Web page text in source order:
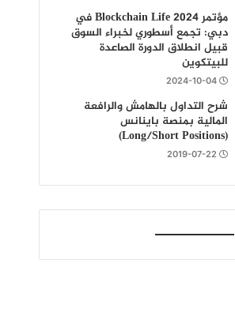
مؤتمر Blockchain Life 2024 في
دبي: تجمع أسطوري لخبراء السوق
قبيل انطلاق الدورة الصاعدة
للبيتكوين
2024-10-04
شرح التداول بالهامش والرافعة
المالية بمنصة باينانس
(Long/Short Positions)
2019-07-22